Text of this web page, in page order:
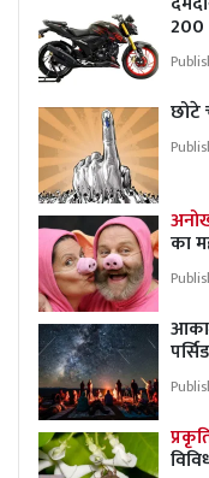
छोटे
का
पर्सिड